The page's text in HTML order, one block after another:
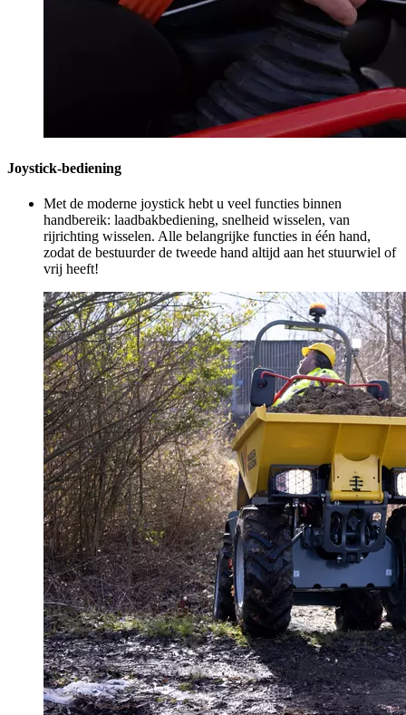
Joystick-bediening
Met de moderne joystick hebt u veel functies binnen
handbereik: laadbakbediening, snelheid wisselen, van
rijrichting wisselen. Alle belangrijke functies in één hand,
zodat de bestuurder de tweede hand altijd aan het stuurwiel of
vrij heeft!